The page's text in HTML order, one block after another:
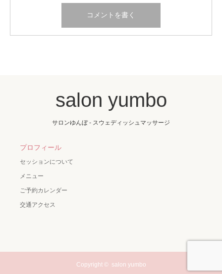
salon yumbo
サロンゆんぼ - スウェディッシュマッサージ
プロフィール
セッションについて
メニュー
ご予約カレンダー
交通アクセス
Copyright © salon yumbo